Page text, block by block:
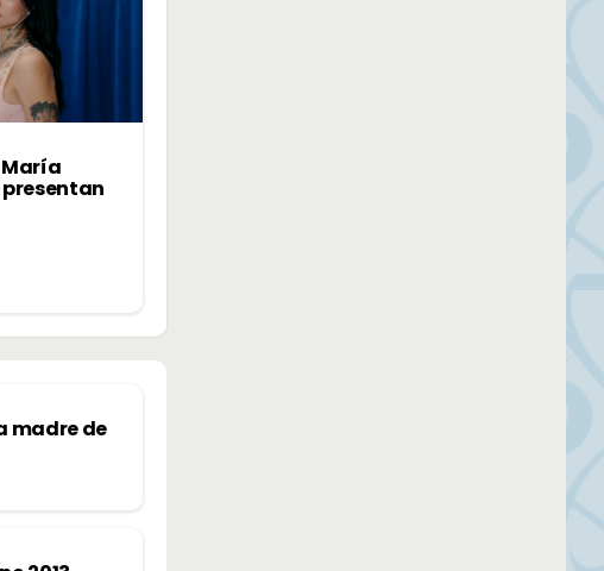
presentan
madre de